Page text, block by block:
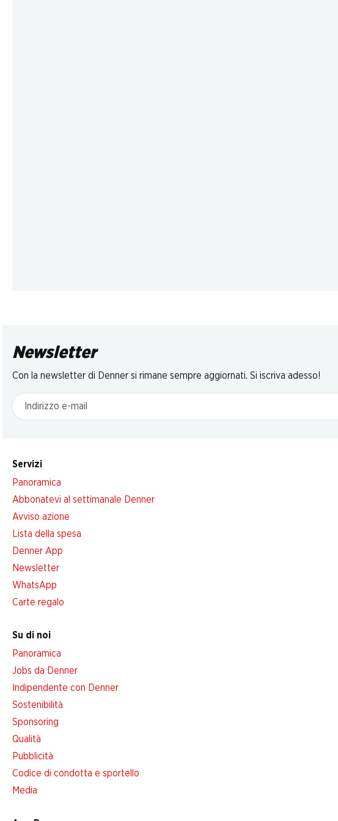
Newsletter
Con la newsletter di Denner si rimane sempre aggiornati. Si iscriva adesso!
Indirizzo e-mail
Servizi
Panoramica
Abbonatevi al settimanale Denner
Avviso azione
Lista della spesa
Denner App
Newsletter
WhatsApp
Carte regalo
Su di noi
Panoramica
Jobs da Denner
Indipendente con Denner
Sostenibilità
Sponsoring
Qualità
Pubblicità
Codice di condotta e sportello
Media